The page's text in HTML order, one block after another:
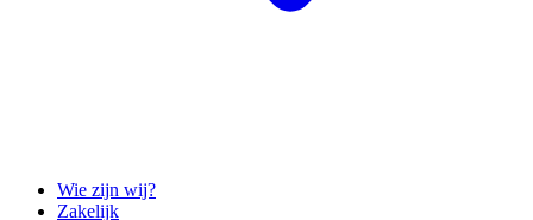
Wie zijn wij?
Zakelijk